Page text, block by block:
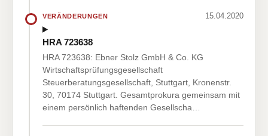
VERÄNDERUNGEN 15.04.2020
HRA 723638
HRA 723638: Ebner Stolz GmbH & Co. KG
Wirtschaftsprüfungsgesellschaft
Steuerberatungsgesellschaft, Stuttgart, Kronenstr.
30, 70174 Stuttgart. Gesamtprokura gemeinsam mit
einem persönlich haftenden Gesellscha…